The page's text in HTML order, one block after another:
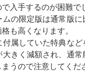
買取価格
24,000
マジシャンロ
ード 後期版
入手するのが困難で
ムの限定版は通常版に
も高くなります。
属していた特典など
大きく減額され、通常
うので注意してくだ